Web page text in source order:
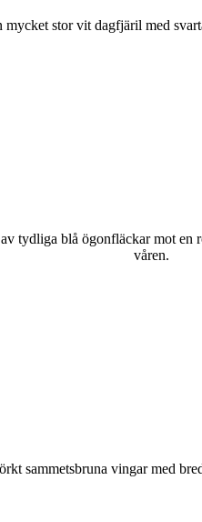
stor vit dagfjäril med
tydliga blå ögonfläckar mot
våren.
sammetsbruna vingar med